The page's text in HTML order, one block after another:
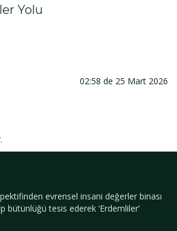
Yolu
02:58 de 25 Mart 2026
evrensel insani değerler binası
bütünlüğü tesis ederek ‘Erdemliler’